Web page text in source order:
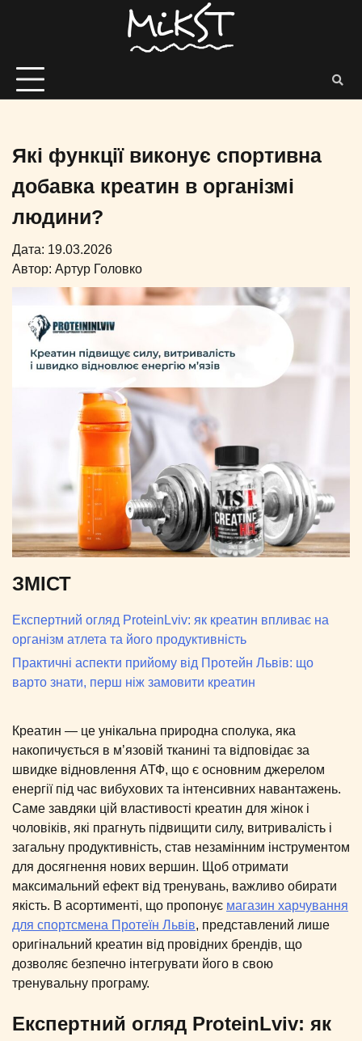
Які функції виконує спортивна
добавка креатин в організмі
людини?
Дата: 19.03.2026
Автор: Артур Головко
ЗМІСТ
Експертний огляд ProteinLviv: як креатин впливає на
організм атлета та його продуктивність
Практичні аспекти прийому від Протейн Львів: що
варто знати, перш ніж замовити креатин
Креатин — це унікальна природна сполука, яка
накопичується в м’язовій тканині та відповідає за
швидке відновлення АТФ, що є основним джерелом
енергії під час вибухових та інтенсивних навантажень.
Саме завдяки цій властивості креатин для жінок і
чоловіків, які прагнуть підвищити силу, витривалість і
загальну продуктивність, став незамінним інструментом
для досягнення нових вершин. Щоб отримати
максимальний ефект від тренувань, важливо обирати
якість. В асортименті, що пропонує магазин харчування
для спортсмена Протеїн Львів, представлений лише
оригінальний креатин від провідних брендів, що
дозволяє безпечно інтегрувати його в свою
тренувальну програму.
Експертний огляд ProteinLviv: як